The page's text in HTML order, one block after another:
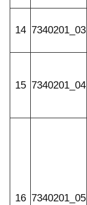
14 7340201_03
15 7340201_04
16 7340201_05